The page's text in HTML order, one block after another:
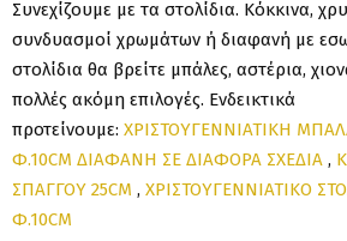
Συνεχίζουμε με τα στολίδια. Κόκκινα,
συνδυασμοί χρωμάτων ή διαφανή με
στολίδια θα βρείτε μπάλες, αστέρια,
πολλές ακόμη επιλογές. Ενδεικτικά
προτείνουμε: ΧΡΙΣΤΟΥΓΕΝΝΙΑΤΙΚΗ
Φ.10CM ΔΙΑΦΑΝΗ ΣΕ ΔΙΑΦΟΡΑ ΣΧΕΔΙΑ ,
ΣΠΑΓΓΟΥ 25CM , ΧΡΙΣΤΟΥΓΕΝΝΙΑΤΙΚΟ
Φ.10CM